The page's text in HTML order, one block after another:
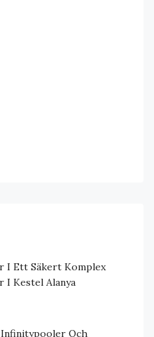
I Ett Säkert Komplex
I Kestel Alanya
Och